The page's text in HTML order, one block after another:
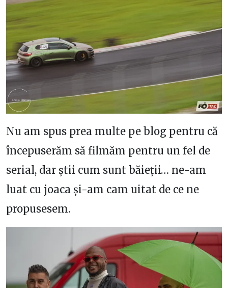
Nu am spus prea multe pe blog pentru că
începuserăm să filmăm pentru un fel de
serial, dar știi cum sunt băieții… ne-am
luat cu joaca și-am cam uitat de ce ne
propusesem.